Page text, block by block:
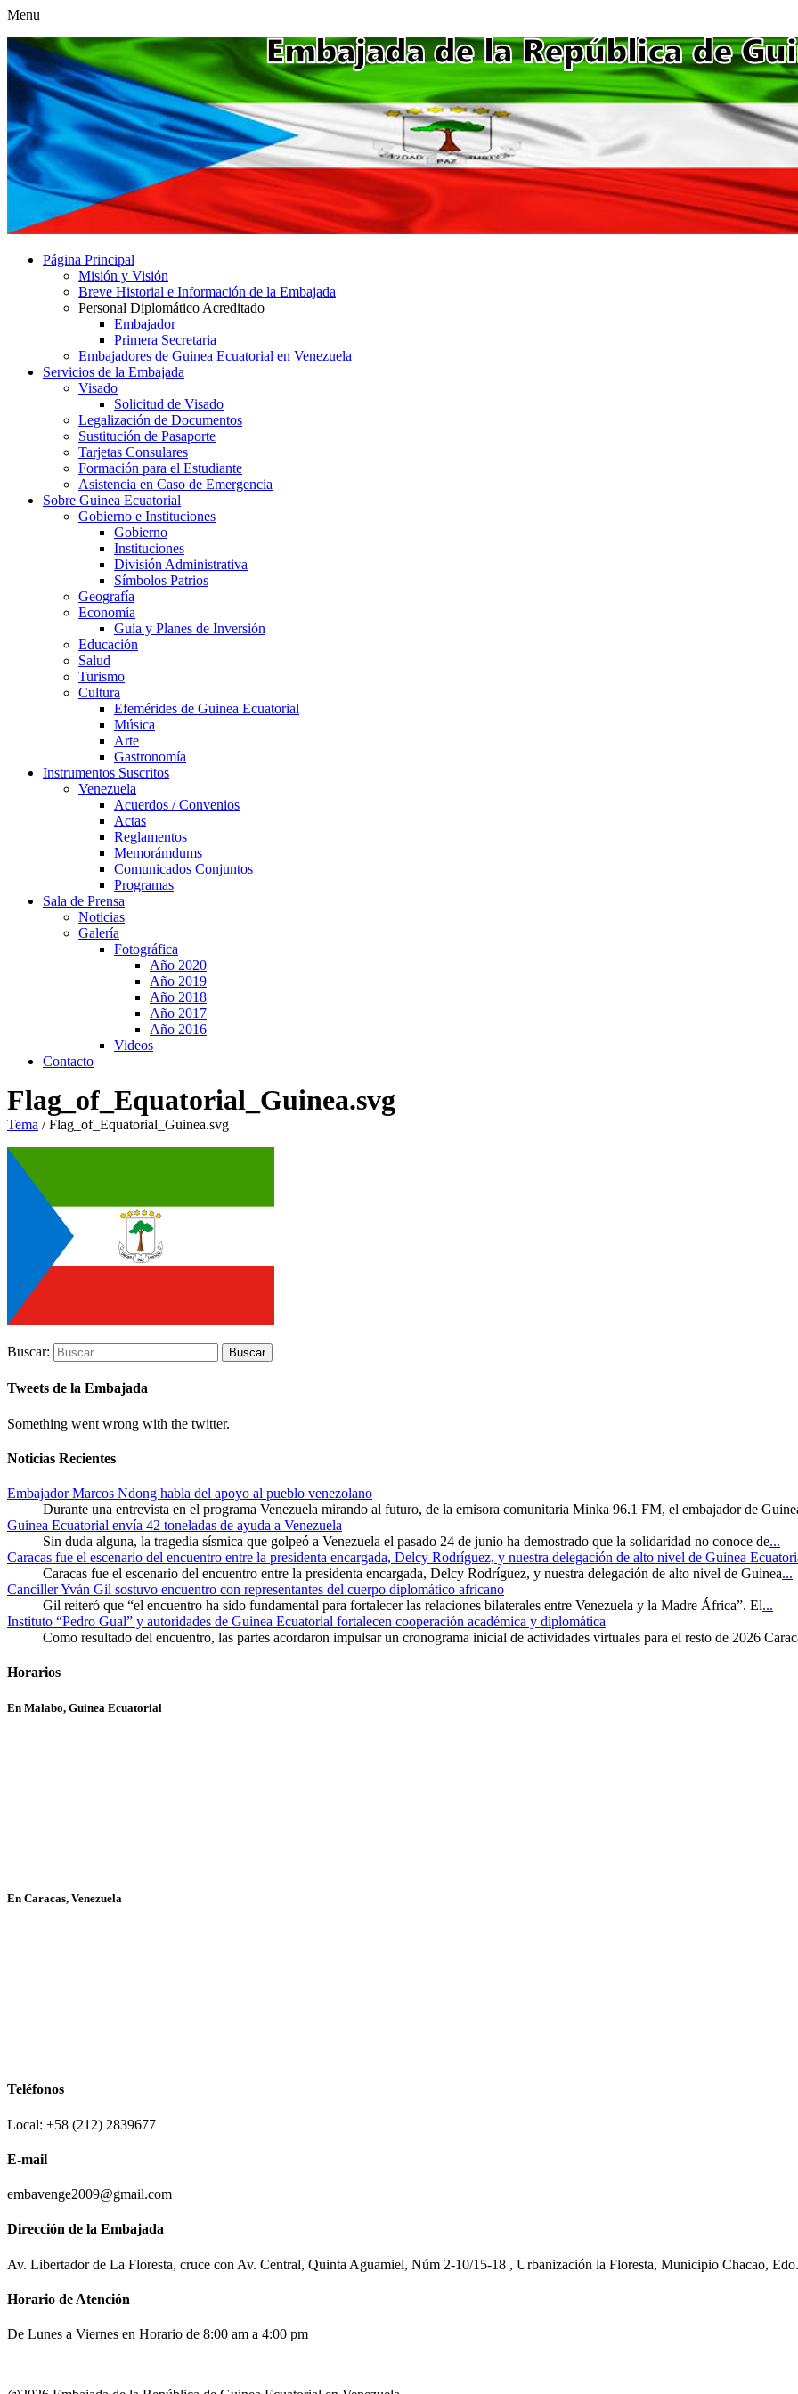
Menu
Página Principal
Misión y Visión
Breve Historial e Información de la Embajada
Personal Diplomático Acreditado
Embajador
Primera Secretaria
Embajadores de Guinea Ecuatorial en Venezuela
Servicios de la Embajada
Visado
Solicitud de Visado
Legalización de Documentos
Sustitución de Pasaporte
Tarjetas Consulares
Formación para el Estudiante
Asistencia en Caso de Emergencia
Sobre Guinea Ecuatorial
Gobierno e Instituciones
Gobierno
Instituciones
División Administrativa
Símbolos Patrios
Geografía
Economía
Guía y Planes de Inversión
Educación
Salud
Turismo
Cultura
Efemérides de Guinea Ecuatorial
Música
Arte
Gastronomía
Instrumentos Suscritos
Venezuela
Acuerdos / Convenios
Actas
Reglamentos
Memorámdums
Comunicados Conjuntos
Programas
Sala de Prensa
Noticias
Galería
Fotográfica
Año 2020
Año 2019
Año 2018
Año 2017
Año 2016
Videos
Contacto
Flag_of_Equatorial_Guinea.svg
Tema /Flag_of_Equatorial_Guinea.svg
Buscar:
Tweets de la Embajada
Something went wrong with the twitter.
Noticias Recientes
Embajador Marcos Ndong habla del apoyo al pueblo venezolano
Durante una entrevista en el programa Venezuela mirando al futuro, de la emisora comunitaria Minka 96.1 FM, el embajador de
Guinea Ecuatorial envía 42 toneladas de ayuda a Venezuela
Sin duda alguna, la tragedia sísmica que golpeó a Venezuela el pasado 24 de junio ha demostrado que la solidaridad no conoce de...
Caracas fue el escenario del encuentro entre la presidenta encargada, Delcy Rodríguez, y nuestra delegación de alto nivel de Guinea
Caracas fue el escenario del encuentro entre la presidenta encargada, Delcy Rodríguez, y nuestra delegación de alto nivel de Guinea...
Canciller Yván Gil sostuvo encuentro con representantes del cuerpo diplomático africano
Gil reiteró que “el encuentro ha sido fundamental para fortalecer las relaciones bilaterales entre Venezuela y la Madre África”. El...
Instituto “Pedro Gual” y autoridades de Guinea Ecuatorial fortalecen cooperación académica y diplomática
Como resultado del encuentro, las partes acordaron impulsar un cronograma inicial de actividades virtuales para el resto de 2026
Horarios
En Malabo, Guinea Ecuatorial
En Caracas, Venezuela
Teléfonos
Local: +58 (212) 2839677
E-mail
embavenge2009@gmail.com
Dirección de la Embajada
Av. Libertador de La Floresta, cruce con Av. Central, Quinta Aguamiel, Núm 2-10/15-18 , Urbanización la Floresta, Municipio Chacao,
Horario de Atención
De Lunes a Viernes en Horario de 8:00 am a 4:00 pm